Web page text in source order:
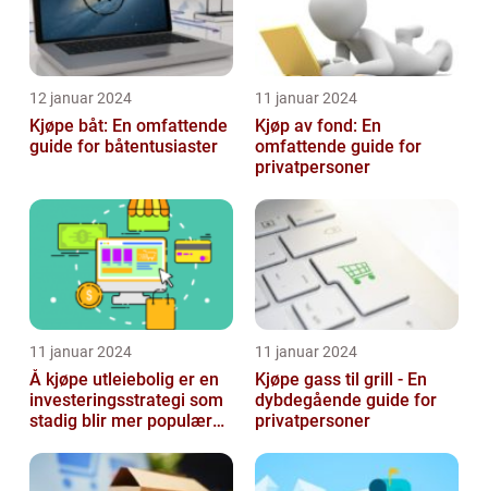
12 januar 2024
Kjøpe båt: En omfattende
guide for båtentusiaster
11 januar 2024
Kjøp av fond: En
omfattende guide for
privatpersoner
11 januar 2024
Å kjøpe utleiebolig er en
investeringsstrategi som
stadig blir mer populær
11 januar 2024
Kjøpe gass til grill - En
dybdegående guide for
privatpersoner